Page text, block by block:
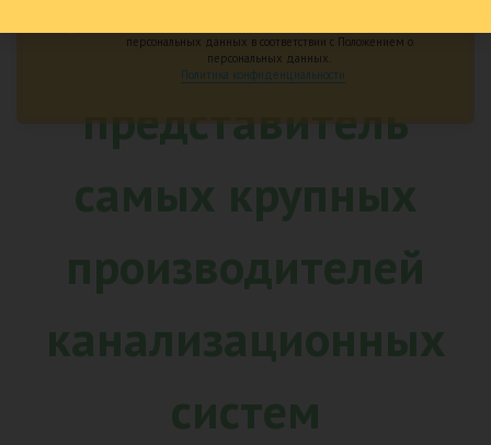
персональных данных в соответствии с Положением о
персональных данных.
Политика конфиденциальности